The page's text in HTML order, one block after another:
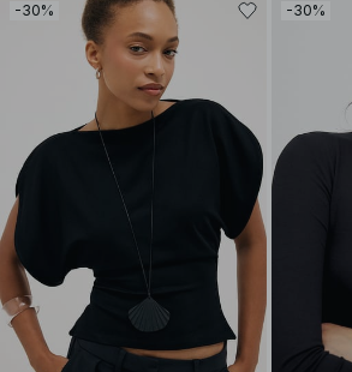
-30% -30%